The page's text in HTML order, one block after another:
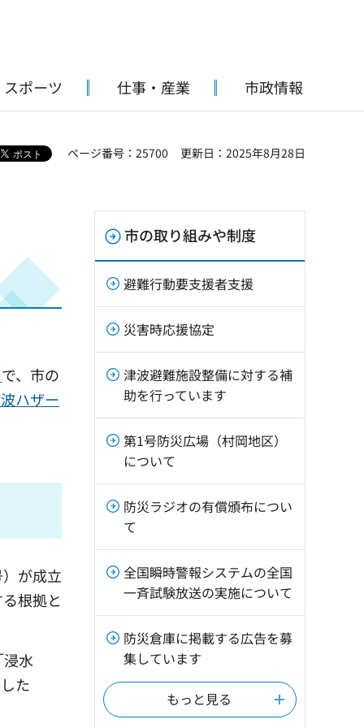
ポーツ 仕事・産業 市政情報
ページ番号：25700 更新日：2025年8月28日
で、市の
ハザー
が成立
根拠と
水
た
市の取り組みや制度
避難行動要支援者支援
災害時応援協定
津波避難施設整備に対する補
助を行っています
第1号防災広場（村岡地区）
について
防災ラジオの有償頒布につい
て
全国瞬時警報システムの全国
一斉試験放送の実施について
防災倉庫に掲載する広告を募
集しています
もっと見る